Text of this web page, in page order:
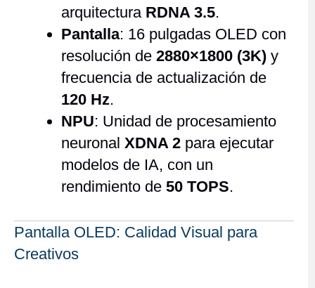
arquitectura RDNA 3.5.
Pantalla: 16 pulgadas OLED con
resolución de 2880×1800 (3K)y
frecuencia de actualización de
120 Hz.
NPU: Unidad de procesamiento
neuronal XDNA 2para ejecutar
modelos de IA, con un
rendimiento de 50 TOPS.
Pantalla OLED: Calidad Visual para
Creativos